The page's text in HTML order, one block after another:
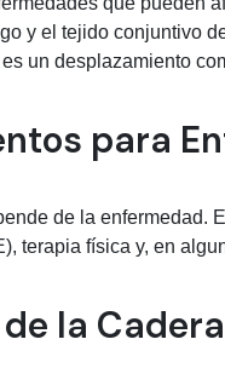
y el tejido conjuntivo
un desplazamiento
para
de la enfermedad.
terapia física y, en
la Cadera